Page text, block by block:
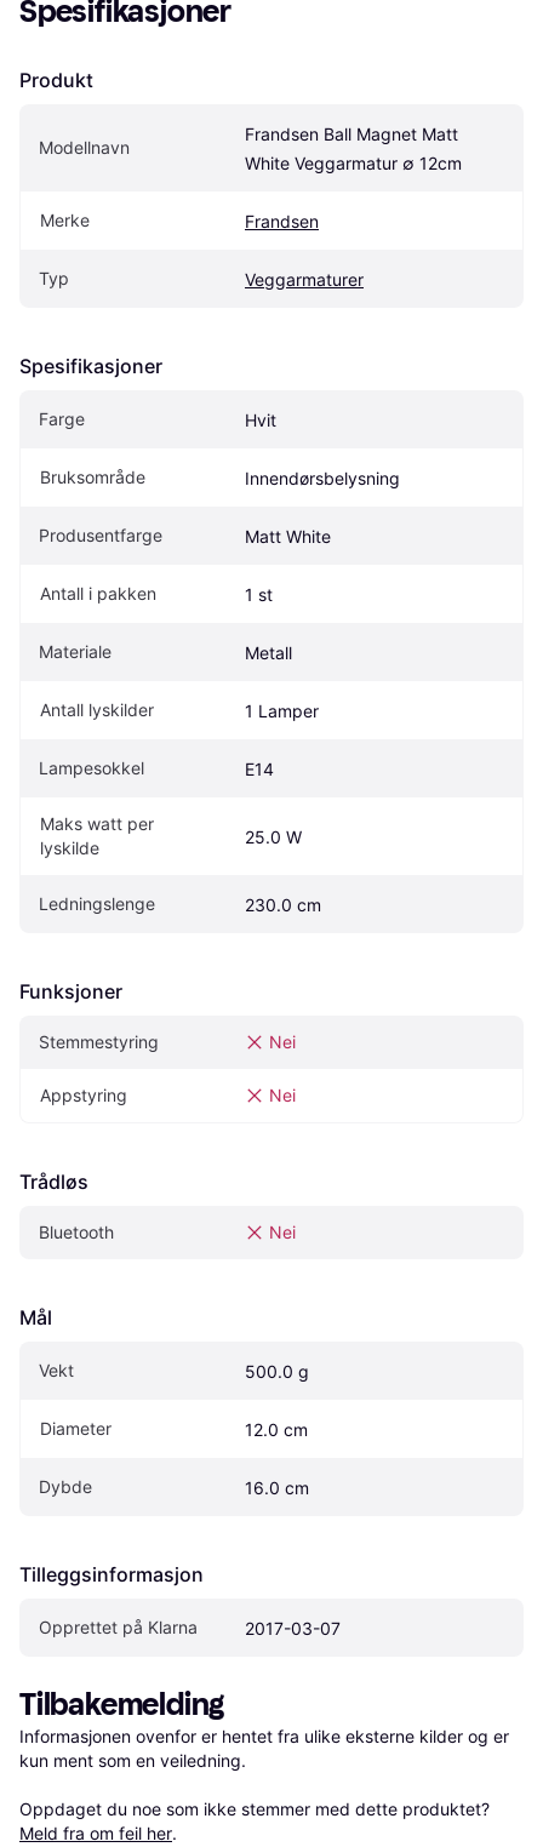
Spesifikasjoner
Produkt
Modellnavn
Frandsen Ball Magnet Matt
White Veggarmatur ∅ 12cm
Merke Frandsen
Typ Veggarmaturer
Spesifikasjoner
Farge Hvit
Bruksområde Innendørsbelysning
Produsentfarge Matt White
Antall i pakken 1 st
Materiale Metall
Antall lyskilder 1 Lamper
Lampesokkel E14
Maks watt per
lyskilde
25.0 W
Ledningslenge 230.0 cm
Funksjoner
Stemmestyring Nei
Appstyring Nei
Trådløs
Bluetooth Nei
Mål
Vekt 500.0 g
Diameter 12.0 cm
Dybde 16.0 cm
Tilleggsinformasjon
Opprettet på Klarna 2017-03-07
Tilbakemelding
Informasjonen ovenfor er hentet fra ulike eksterne kilder og er
kun ment som en veiledning.
Oppdaget du noe som ikke stemmer med dette produktet?
Meld fra om feil her.